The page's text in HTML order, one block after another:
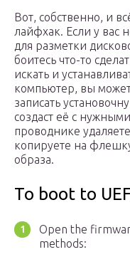
Вот, собственно, и
лайфхак. Если у вас
для разметки
боитесь что-то
искать и
компьютер, вы
записать
создаст её с
проводнике
копируете на
образа.
To boot to
Open the
methods: